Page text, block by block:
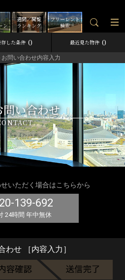
フリーレント
検索
週間／閲覧
ランキング
ン
存した条件 0 最近見た物件 0
問い合わせ内容入力
い合わせ
いただく場合はこちらから
139-692
24時間 年中無休
わせ ［内容入力］